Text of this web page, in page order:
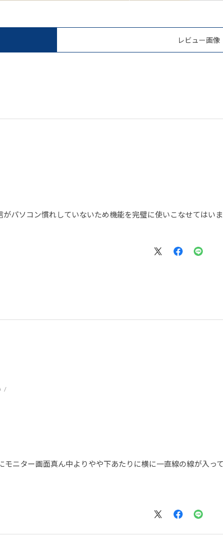
レビュー画像
パソコン慣れしていないため機能を完璧に使いこなせてはい
ニター画面真ん中よりやや下あたりに横に一直線の線が入っ